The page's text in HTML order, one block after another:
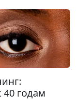
40 годам